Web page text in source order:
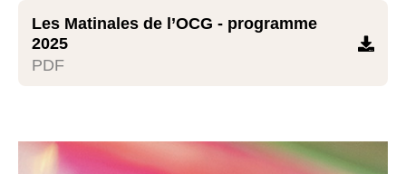

Les Matinales de l’OCG - programme
2025
PDF